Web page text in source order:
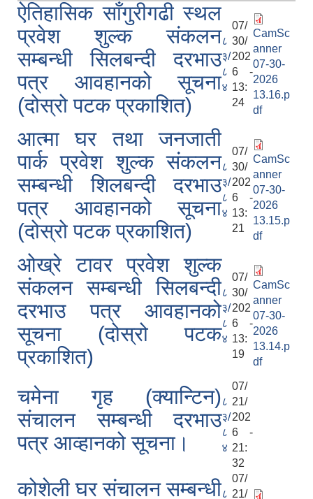
ऐतिहासिक साँगुरीगढी स्थल
प्रवेश शुल्क संकलन
सम्बन्धी सिलबन्दी दरभाउ
पत्र आवहानको सूचना
(दोस्रो पटक प्रकाशित)
८
३/
८
४
07/
30/
202
6 -
13:
24
CamSc
anner
07-30-
2026
13.16.p
df
आत्मा घर तथा जनजाती
पार्क प्रवेश शुल्क संकलन
सम्बन्धी शिलबन्दी दरभाउ
पत्र आवहानको सूचना
(दोस्रो पटक प्रकाशित)
८
३/
८
४
07/
30/
202
6 -
13:
21
CamSc
anner
07-30-
2026
13.15.p
df
ओख्रे टावर प्रवेश शुल्क
संकलन सम्बन्धी सिलबन्दी
दरभाउ पत्र आवहानको
सूचना (दोस्रो पटक
प्रकाशित)
८
३/
८
४
07/
30/
202
6 -
13:
19
CamSc
anner
07-30-
2026
13.14.p
df
चमेना गृह (क्यान्टिन)
संचालन सम्बन्धी दरभाउ
पत्र आव्हानको सूचना।
८
३/
८
४
07/
21/
202
6 -
21:
32
कोशेली घर संचालन सम्बन्धी८
07/
21/